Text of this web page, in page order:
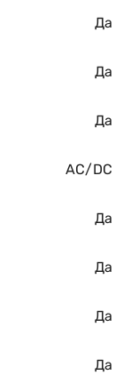
Да
Да
Да
AC/DC
Да
Да
Да
Да